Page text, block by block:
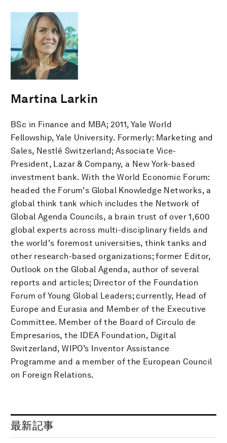
Martina Larkin
BSc in Finance and MBA; 2011, Yale World
Fellowship, Yale University. Formerly: Marketing and
Sales, Nestlé Switzerland; Associate Vice-
President, Lazar & Company, a New York-based
investment bank. With the World Economic Forum:
headed the Forum's Global Knowledge Networks, a
global think tank which includes the Network of
Global Agenda Councils, a brain trust of over 1,600
global experts across multi-disciplinary fields and
the world's foremost universities, think tanks and
other research-based organizations; former Editor,
Outlook on the Global Agenda, author of several
reports and articles; Director of the Foundation
Forum of Young Global Leaders; currently, Head of
Europe and Eurasia and Member of the Executive
Committee. Member of the Board of Circulo de
Empresarios, the IDEA Foundation, Digital
Switzerland, WIPO’s Inventor Assistance
Programme and a member of the European Council
on Foreign Relations.
最新記事